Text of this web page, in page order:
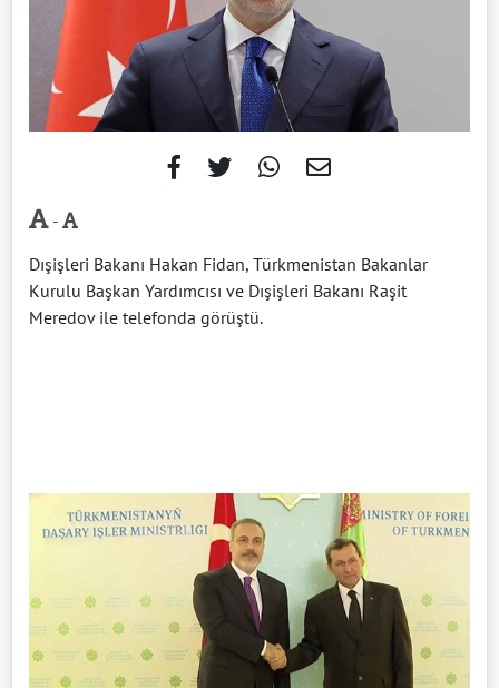
-
Dışişleri Bakanı Hakan Fidan, Türkmenistan Bakanlar
Kurulu Başkan Yardımcısı ve Dışişleri Bakanı Raşit
Meredov ile telefonda görüştü.